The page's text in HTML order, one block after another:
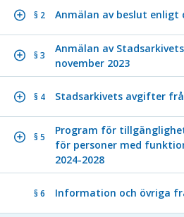
§ 2 Anmälan av beslut enligt
§ 3
Anmälan av
november 2023
§ 4 Stadsarkivets avgifter
§ 5
Program för
för personer med
2024-2028
§ 6 Information och övriga